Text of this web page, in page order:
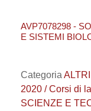
AVP7078298 -
E SISTEMI
Categoria
2020 / Corsi di
SCIENZE E